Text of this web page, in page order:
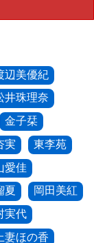
辺美優紀
井珠理奈
金子栞
実
東李苑
愛佳
夏
岡田美紅
実代
上妻ほの香